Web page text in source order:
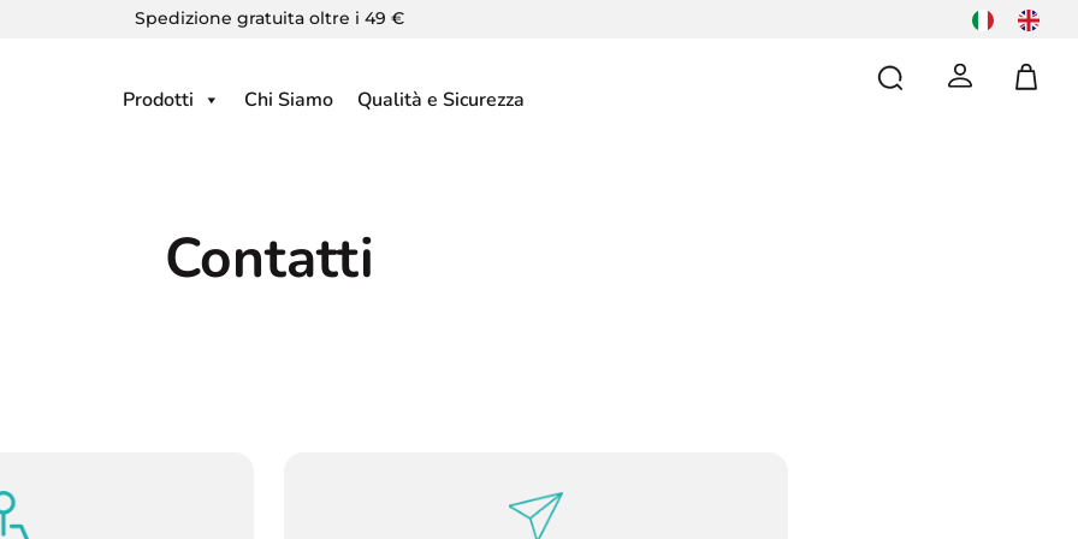
Spedizione gratuita oltre i 49 €
Prodotti Chi Siamo Qualità e Sicurezza
Contatti